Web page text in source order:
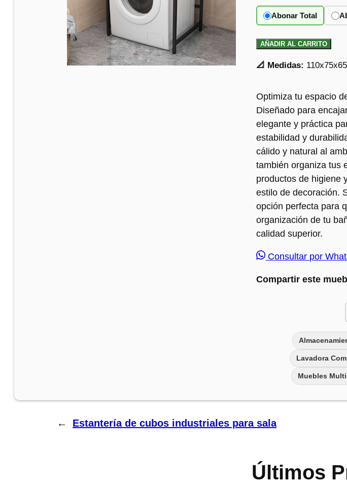
Abonar Total
AÑADIR AL CARRITO
📐 Medidas: 110x75x65
Optimiza tu espacio
Diseñado para
elegante y práctica
estabilidad y
cálido y natural al
también organiza tus
productos de higiene
estilo de decoración.
opción perfecta para
organización de tu
calidad superior.
Consultar por
Compartir este
Lavadora
Muebles
← Estantería de cubos industriales para sala
Últimos